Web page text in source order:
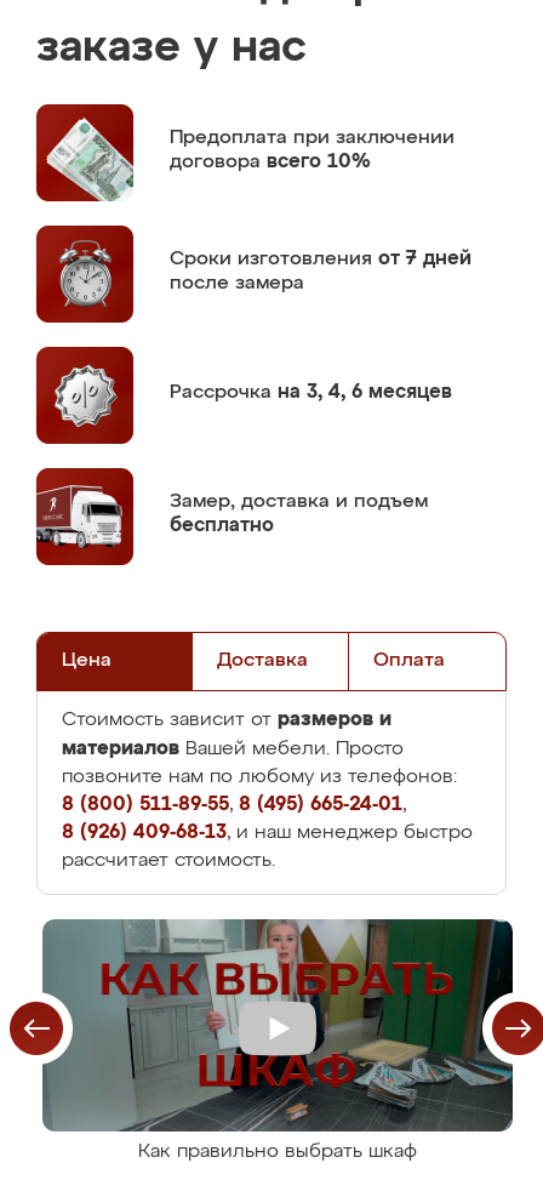
заказе у нас
Предоплата при заключении
договора всего 10%
Сроки изготовления от 7 дней
после замера
Рассрочка на 3, 4, 6 месяцев
Замер, доставка и подъем
бесплатно
Цена Доставка Оплата
Стоимость зависит от размеров и
материалов Вашей мебели. Просто
позвоните нам по любому из телефонов:
8 (800) 511-89-55, 8 (495) 665-24-01,
8 (926) 409-68-13, и наш менеджер быстро
рассчитает стоимость.
Как правильно выбрать шкаф